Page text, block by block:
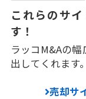
これらのサ
す！
ラッコM&Aの
出してくれます。
売却サ